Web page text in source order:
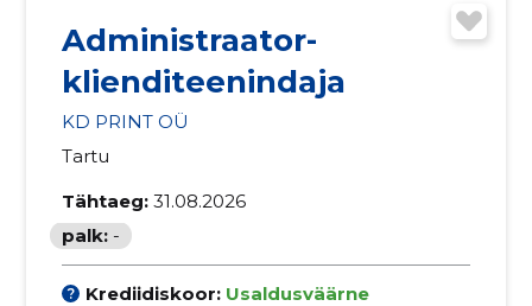
Administraator-
klienditeenindaja
KD PRINT OÜ
Tartu
Tähtaeg: 31.08.2026
palk: -
Krediidiskoor: Usaldusväärne